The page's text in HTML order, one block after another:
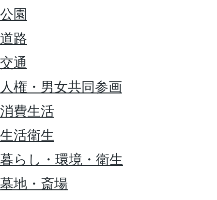
公園
道路
交通
人権・男女共同参画
消費生活
生活衛生
暮らし・環境・衛生
墓地・斎場